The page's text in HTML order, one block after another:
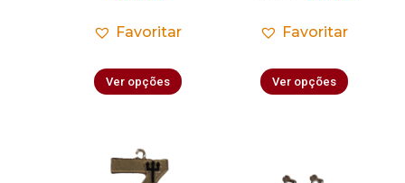
Favoritar
Ver opções
Favoritar
Ver opções